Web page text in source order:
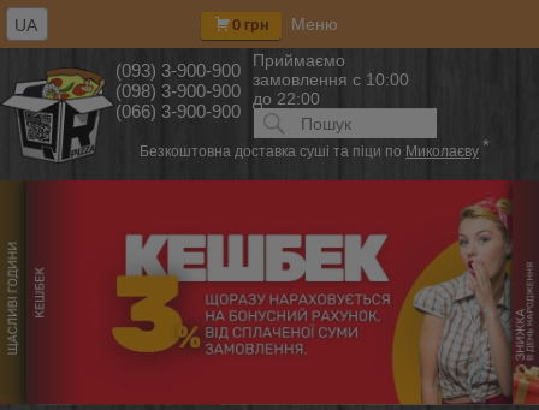
(093) 3-900-900
(098) 3-900-900
(066) 3-900-900
Приймаємо
замовлення с 10:00
до 22:00
Искать:ПОИСК
0 грн Меню
Безкоштовна доставка суші та піци по Миколаєву *
UA